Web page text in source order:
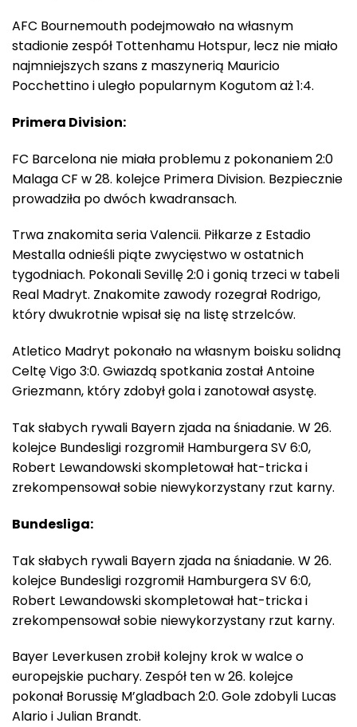
AFC Bournemouth podejmowało na własnym
stadionie zespół Tottenhamu Hotspur, lecz nie miało
najmniejszych szans z maszynerią Mauricio
Pocchettino i uległo popularnym Kogutom aż 1:4.
Primera Division:
FC Barcelona nie miała problemu z pokonaniem 2:0
Malaga CF w 28. kolejce Primera Division. Bezpiecznie
prowadziła po dwóch kwadransach.
Trwa znakomita seria Valencii. Piłkarze z Estadio
Mestalla odnieśli piąte zwycięstwo w ostatnich
tygodniach. Pokonali Sevillę 2:0 i gonią trzeci w tabeli
Real Madryt. Znakomite zawody rozegrał Rodrigo,
który dwukrotnie wpisał się na listę strzelców.
Atletico Madryt pokonało na własnym boisku solidną
Celtę Vigo 3:0. Gwiazdą spotkania został Antoine
Griezmann, który zdobył gola i zanotował asystę.
Tak słabych rywali Bayern zjada na śniadanie. W 26.
kolejce Bundesligi rozgromił Hamburgera SV 6:0,
Robert Lewandowski skompletował hat-tricka i
zrekompensował sobie niewykorzystany rzut karny.
Bundesliga:
Tak słabych rywali Bayern zjada na śniadanie. W 26.
kolejce Bundesligi rozgromił Hamburgera SV 6:0,
Robert Lewandowski skompletował hat-tricka i
zrekompensował sobie niewykorzystany rzut karny.
Bayer Leverkusen zrobił kolejny krok w walce o
europejskie puchary. Zespół ten w 26. kolejce
pokonał Borussię M’gladbach 2:0. Gole zdobyli Lucas
Alario i Julian Brandt.